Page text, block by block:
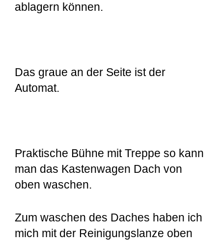
ablagern können.
Das graue an der Seite ist der
Automat.
Praktische Bühne mit Treppe so kann
man das Kastenwagen Dach von
oben waschen.
Zum waschen des Daches haben ich
mich mit der Reinigungslanze oben